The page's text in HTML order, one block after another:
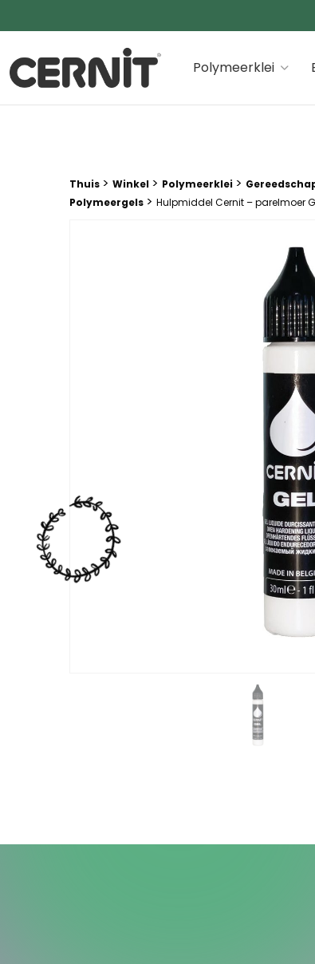
Cernit Une qualité haut de gamme pour des
Polymeerklei
Breadcrumb trail:
Thuis > Winkel > Polymeerklei >
Polymeergels > Hulpmiddel Cernit – parelmoer